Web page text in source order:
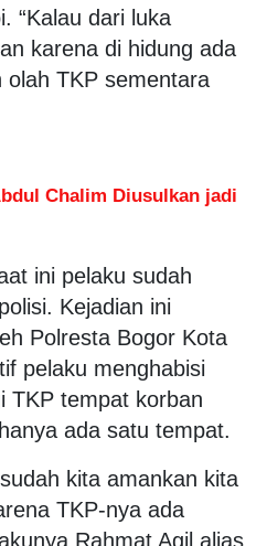
“Kalau dari luka
karena di hidung ada
olah TKP sementara
Chalim Diusulkan jadi
ini pelaku sudah
Kejadian ini
Polresta Bogor Kota
pelaku menghabisi
TKP tempat korban
ada satu tempat.
kita amankan kita
TKP-nya ada
Rahmat Agil alias